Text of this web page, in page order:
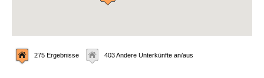
275 Ergebnisse 403 Andere Unterkünfte an/aus